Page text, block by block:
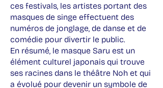
ces festivals, les artistes portant des
masques de singe effectuent des
numéros de jonglage, de danse et de
comédie pour divertir le public.
En résumé, le masque Saru est un
élément culturel japonais qui trouve
ses racines dans le théâtre Noh et qui
a évolué pour devenir un symbole de